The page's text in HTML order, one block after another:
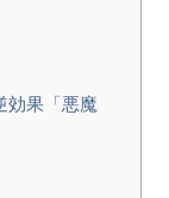
果「悪魔